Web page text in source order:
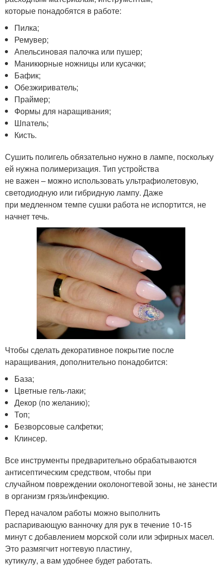
которые понадобятся в работе:
Пилка;
Ремувер;
Апельсиновая палочка или пушер;
Маникюрные ножницы или кусачки;
Бафик;
Обезжириватель;
Праймер;
Формы для наращивания;
Шпатель;
Кисть.
Сушить полигель обязательно нужно в лампе, поскольку
ей нужна полимеризация. Тип устройства
не важен – можно использовать ультрафиолетовую,
светодиодную или гибридную лампу. Даже
при медленном темпе сушки работа не испортится, не
начнет течь.
Чтобы сделать декоративное покрытие после
наращивания, дополнительно понадобится:
База;
Цветные гель-лаки;
Декор (по желанию);
Топ;
Безворсовые салфетки;
Клинсер.
Все инструменты предварительно обрабатываются
антисептическим средством, чтобы при
случайном повреждении околоногтевой зоны, не занести
в организм грязь/инфекцию.
Перед началом работы можно выполнить
распаривающую ванночку для рук в течение 10-15
минут с добавлением морской соли или эфирных масел.
Это размягчит ногтевую пластину,
кутикулу, а вам удобнее будет работать.